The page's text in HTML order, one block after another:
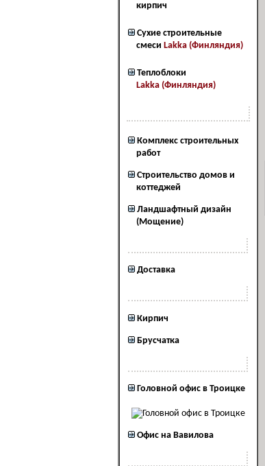
кирпич
Сухие строительные
смеси Lakka (Финляндия)
Теплоблоки
Lakka (Финляндия)
Комплекс строительных
работ
Cтроительство домов и
коттеджей
Ландшафтный дизайн
(Мощение)
Доставка
Кирпич
Брусчатка
Головной офис в Троицке
Офис на Вавилова